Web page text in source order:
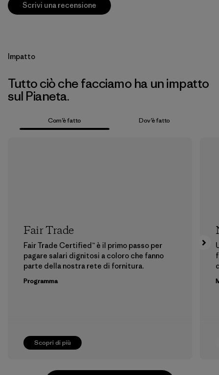
Scrivi una recensione
Impatto
Tutto ciò che facciamo ha un impatto
sul Pianeta.
Com’è fatto Dov’è fatto
Scopri di più
Fair Trade
Fair Trade Certified™ è il primo passo per
pagare salari dignitosi a coloro che fanno
parte della nostra rete di fornitura.
Programma